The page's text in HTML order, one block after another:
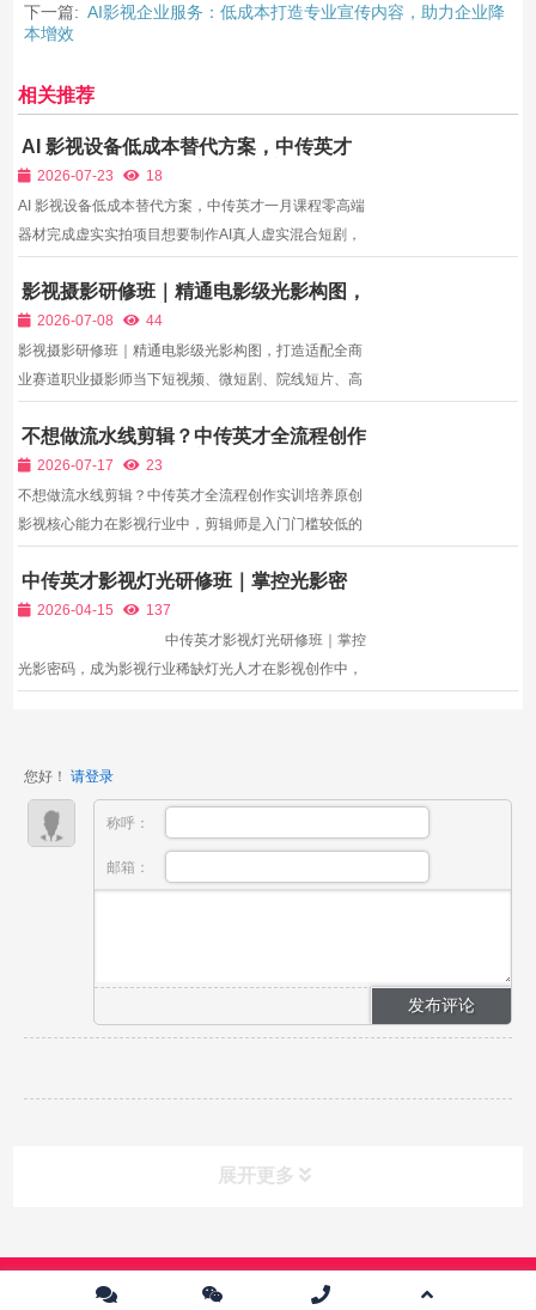
下一篇: AI影视企业服务：低成本打造专业宣传内容，助力企业降
本增效
相关推荐
AI 影视设备低成本替代方案，中传英才
一月课程零高端器材完成虚实实拍项目
2026-07-23
18
AI 影视设备低成本替代方案，中传英才一月课程零高端
器材完成虚实实拍项目想要制作AI真人虚实混合短剧，
灯光，前期设备投入门槛高，劝退大量兼职创作者；只
用普通手机拍摄时，画面噪点多、光影杂乱、动态模
糊，和高...
影视摄影研修班｜精通电影级光影构图，
打造适配全商业赛道职业摄影师
2026-07-08
44
影视摄影研修班｜精通电影级光影构图，打造适配全商
业赛道职业摄影师当下短视频、微短剧、院线短片、高
步上涨，但行业人才分层极其明显：底层拍摄从业者仅
掌握基础开机、对焦操作，不懂光影造型、镜头叙事，
拍摄画面...
不想做流水线剪辑？中传英才全流程创作
实训培养原创影视核心能力
2026-07-17
23
不想做流水线剪辑？中传英才全流程创作实训培养原创
影视核心能力在影视行业中，剪辑师是入门门槛较低的
大多数基础剪辑从业者，都属于“流水线工具人”，日常
工作仅为套模板、拼接素材、调整字幕配乐，无需原创
中传英才影视灯光研修班｜掌控光影密
码，成为影视行业稀缺灯光人才
2026-04-15
137
中传英才影视灯光研修班｜掌控
光影密码，成为影视行业稀缺灯光人才在影视创作中，
您好！ 请登录
称呼：
邮箱：
展开更多
Copyright © 2024 中传英才影视教育培训中心 版权所有 |